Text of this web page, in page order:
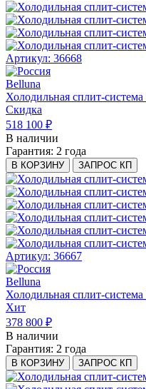
Артикул: 36668
Belluna
Холодильная сплит-
Скидка
518 100 ₽
В наличии
Гарантия: 2 года
В КОРЗИНУ ЗАПРОС КП
Артикул: 36667
Belluna
Холодильная сплит-
Хит
378 800 ₽
В наличии
Гарантия: 2 года
В КОРЗИНУ ЗАПРОС КП